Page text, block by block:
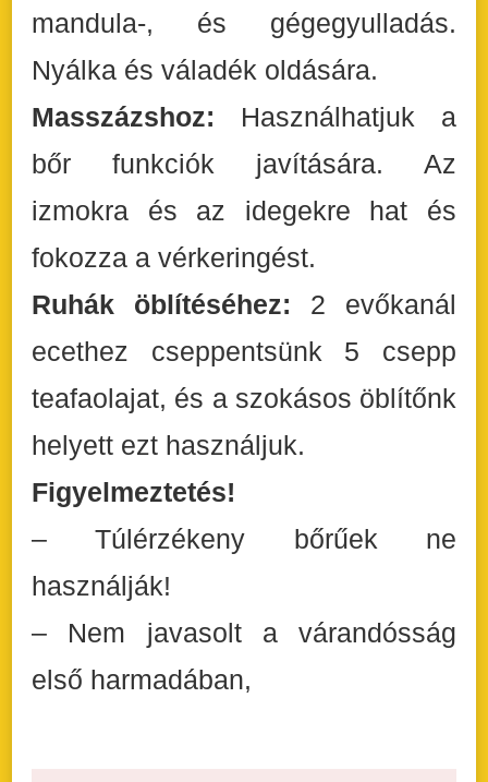
mandula-, és gégegyulladás.
Nyálka és váladék oldására.
Masszázshoz: Használhatjuk a
bőr funkciók javítására. Az
izmokra és az idegekre hat és
fokozza a vérkeringést.
Ruhák öblítéséhez: 2 evőkanál
ecethez cseppentsünk 5 csepp
teafaolajat, és a szokásos öblítőnk
helyett ezt használjuk.
Figyelmeztetés!
– Túlérzékeny bőrűek ne
használják!
– Nem javasolt a várandósság
első harmadában,